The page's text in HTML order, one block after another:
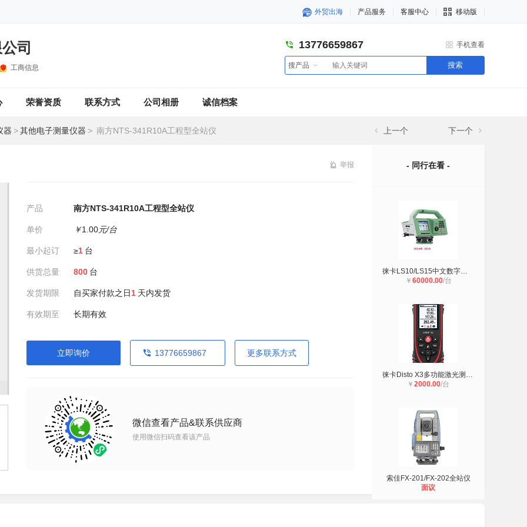
外贸出海 产品服务 客服中心 移动版
司
工商信息
13776659867 手机查看
搜产品 搜索
荣誉资质 联系方式 公司相册 诚信档案
器 >其他电子测量仪器 > 南方NTS-341R10A工程型全站仪 上一个 下一个
举报
产品 南方NTS-341R10A工程型全站仪
单价 ￥1.00元/台
最小起订 ≥1 台
供货总量 800 台
发货期限 自买家付款之日1 天内发货
有效期至 长期有效
立即询价 13776659867 更多联系方式
微信查看产品&联系供应商
使用微信扫码查看该产品
- 同行在看 -
徕卡LS10/LS15中文数字水准仪
￥ 60000.00/台
徕卡Disto X3多功能激光测距仪
￥ 2000.00/台
索佳FX-201/FX-202全站仪
面议